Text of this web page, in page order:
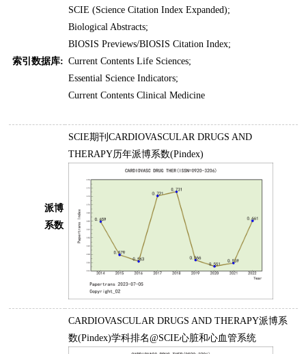
索引数据库:
SCIE (Science Citation Index Expanded);
Biological Abstracts;
BIOSIS Previews/BIOSIS Citation Index;
Current Contents Life Sciences;
Essential Science Indicators;
Current Contents Clinical Medicine
派博
系数
SCIE期刊CARDIOVASCULAR DRUGS AND
THERAPY历年派博系数(Pindex)
CARDIOVASCULAR DRUGS AND THERAPY派博系
数(Pindex)学科排名@SCIE心脏和心血管系统